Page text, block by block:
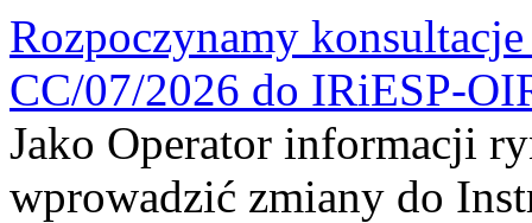
Rozpoczynamy
CC/07/2026 do IRiESP-
Jako Operator informacji
wprowadzić zmiany do